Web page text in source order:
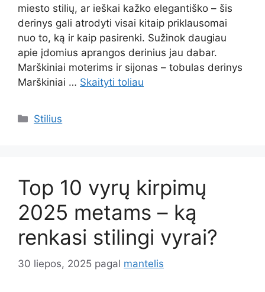
miesto stilių, ar ieškai kažko elegantiško – šis
derinys gali atrodyti visai kitaip priklausomai
nuo to, ką ir kaip pasirenki. Sužinok daugiau
apie įdomius aprangos derinius jau dabar.
Marškiniai moterims ir sijonas – tobulas derinys
Marškiniai … Skaityti toliau
Kategorijos
Stilius
Top 10 vyrų kirpimų
2025 metams – ką
renkasi stilingi vyrai?
30 liepos, 2025 pagal mantelis